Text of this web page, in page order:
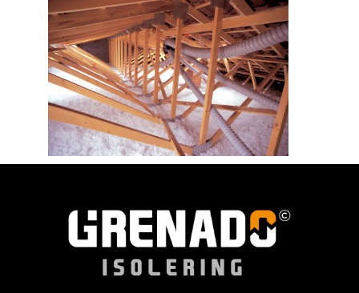
Nödvändig
Dessa
cookies är